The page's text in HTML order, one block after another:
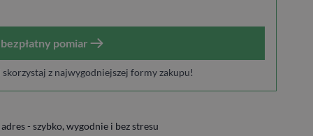
pomiar
z najwygodniejszej formy zakupu!
- szybko, wygodnie i bez stresu